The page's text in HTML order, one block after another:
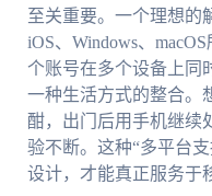
至关重要。一个理想的
iOS、Windows、
个账号在多个设备上同
一种生活方式的整合。
酣，出门后用手机继续
验不断。这种“多平台
设计，才能真正服务于